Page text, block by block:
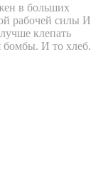
в больших
рабочей силы И
клепать
бомбы. И то хлеб.